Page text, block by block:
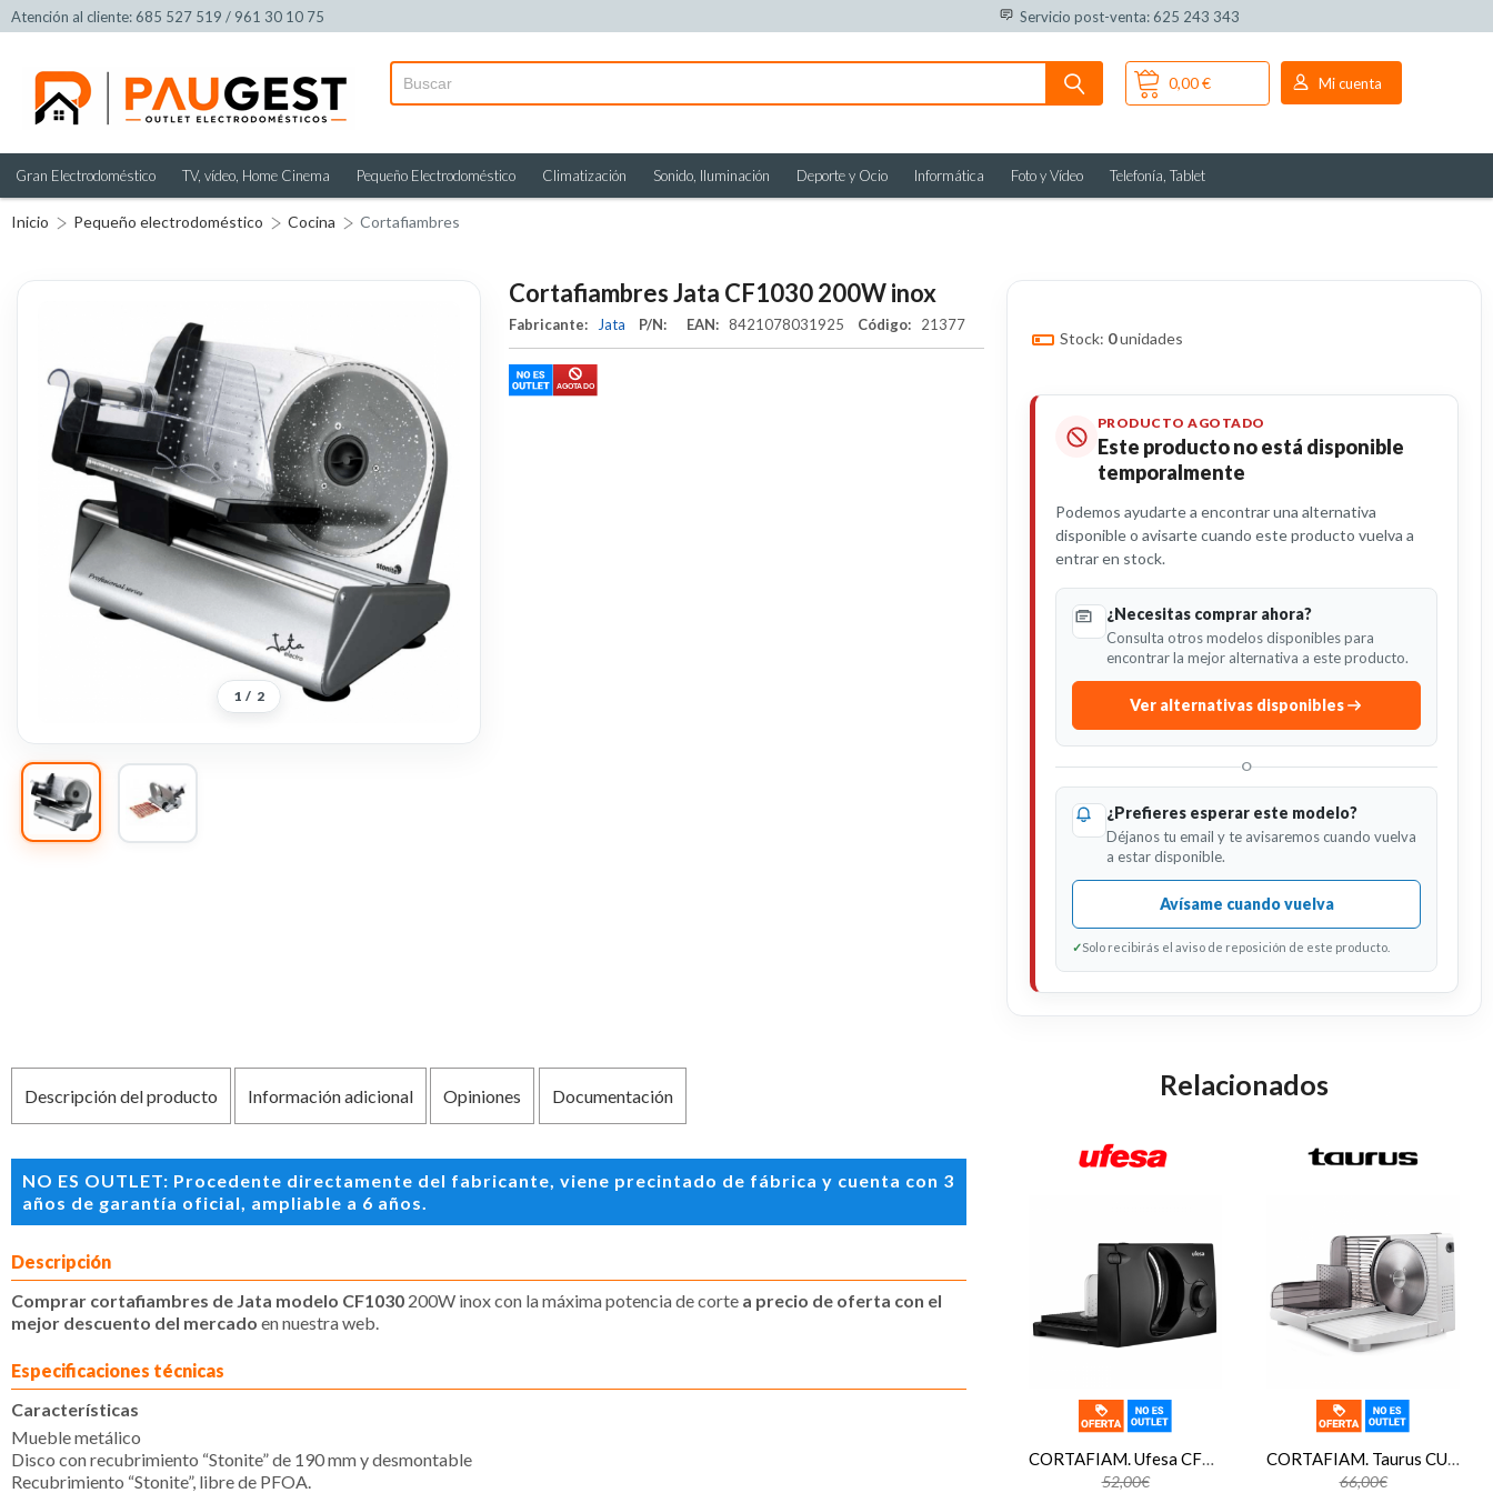
Atención al cliente: 685 527 519 / 961 30 10 75 Servicio post-venta: 625 243 343
0,00 € Mi cuenta
Gran Electrodoméstico TV, vídeo, Home Cinema Pequeño Electrodoméstico Climatización Sonido, Iluminación Deporte y Ocio Informática Foto y Vídeo Telefonía, Tablet
Inicio Pequeño electrodoméstico Cocina Cortafiambres
1 / 2
Cortafiambres Jata CF1030 200W inox
Fabricante: Jata P/N: EAN: 8421078031925 Código: 21377
Stock: 0unidades
PRODUCTO AGOTADO
Este producto no está disponible
temporalmente
Podemos ayudarte a encontrar una alternativa
disponible o avisarte cuando este producto vuelva a
entrar en stock.
¿Necesitas comprar ahora?
Consulta otros modelos disponibles para
encontrar la mejor alternativa a este producto.
Ver alternativas disponibles
O
¿Prefieres esperar este modelo?
Déjanos tu email y te avisaremos cuando vuelva
a estar disponible.
Avísame cuando vuelva
✓Solo recibirás el aviso de reposición de este producto.
Descripción del producto Información adicional Opiniones Documentación
NO ES OUTLET: Procedente directamente del fabricante, viene precintado de fábrica y cuenta con 3
años de garantía oficial, ampliable a 6 años.
Descripción
Comprar cortafiambres de Jata modelo CF1030 200W inox con la máxima potencia de corte a precio de oferta con el
mejor descuento del mercado en nuestra web.
Especificaciones técnicas
Características
Mueble metálico
Disco con recubrimiento “Stonite” de 190 mm y desmontable
Recubrimiento “Stonite”, libre de PFOA.
Relacionados
CORTAFIAM. Ufesa CF0918 KATANA 150W
52,00€
CORTAFIAM. Taurus CUTMASTER COMPACT
66,00€